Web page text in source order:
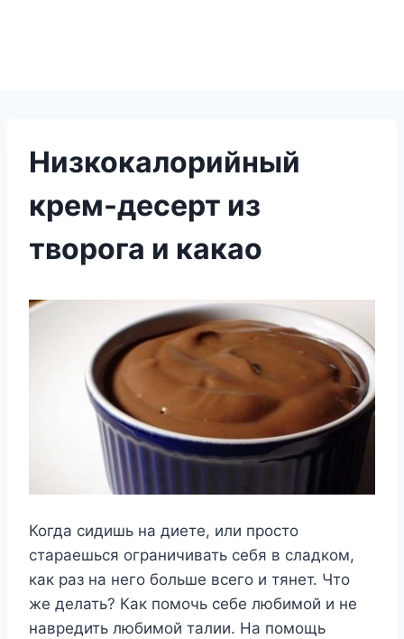
Низкокалорийный
крем-десерт из
творога и какао
Когда сидишь на диете, или просто
стараешься ограничивать себя в сладком,
как раз на него больше всего и тянет. Что
же делать? Как помочь себе любимой и не
навредить любимой талии. На помощь